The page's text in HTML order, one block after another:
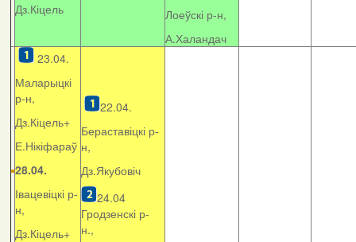
Дз.Кіцель
Лоеўскі р-н,
А.Халандач
23.04.
Маларыцкі
р-н,
Дз.Кіцель+
Е.Нікіфараў
28.04.
Івацевіцкі р-
н,
Дз.Кіцель+
22.04.
Бераставіцкі р-
н,
Дз.Якубовіч
24.04
Гродзенскі р-
н.,